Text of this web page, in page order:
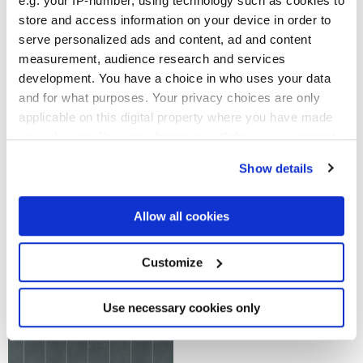
store and access information on your device in order to
serve personalized ads and content, ad and content
measurement, audience research and services
development. You have a choice in who uses your data
and for what purposes. Your privacy choices are only
applicable on this digital property where you have made
your choices. You can change or withdraw your consent
If you allow, we would also like to:
Collect information about your geographical
location which can be accurate to within several
Identify your device by actively scanning it for
specific characteristics (fingerprinting)
Find out more about how your personal data is processed
and set your preferences in thedetails section.
Show details
Allow all cookies
Customize
Use necessary cookies only
LONGARINE BRIO AGAVE LONGARINE BRIO
FIORDALISO
LONGARINE BRIO
PIMENTO
LONGARINE BRIO MIRTO